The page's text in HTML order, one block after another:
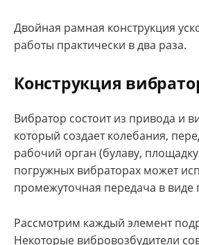
Двойная рамная конструкция
работы практически в два раза.
Конструкция
Вибратор состоит из привода и
который создает колебания,
рабочий орган (булаву,
погружных вибраторах может
промежуточная передача в виде
Рассмотрим каждый элемент
Некоторые вибровозбудители